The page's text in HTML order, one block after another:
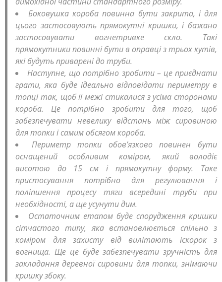
Боковушка короба повинна бути закрита, і для
цього застосовують прямокутні кришки, і бажано
застосовувати вогнетривке скло. Такі
прямокутники повинні бути в оправці з трьох кутів,
які будуть приварені до труби.
Наступне, що потрібно зробити – це приєднати
грати, яка буде ідеально відповідати периметру в
топці так, щоб її межі стикалися з усіма сторонами
короба. Це потрібно зробити для того, щоб
забезпечувати невелику відстань між сировиною
для топки і самим обсягом короба.
Периметр топки обов’язково повинен бути
оснащений особливим коміром, який володіє
висотою до 15 см і прямокутну форму. Таке
пристосування потрібно для регулювання і
поліпшення процесу тяги всередині труби при
необхідності, а ще усунути дим.
Остаточним етапом буде спорудження кришки
сітчастого типу, яка встановлюється спільно з
коміром для захисту від вилітають іскорок з
вогнища. Ще це буде забезпечувати зручність для
закладання деревної сировини для топки, знімаючи
кришку збоку.